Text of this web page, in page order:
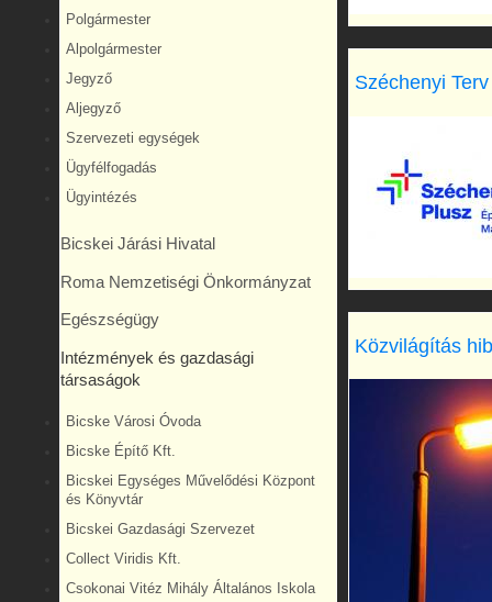
Polgármester
Alpolgármester
Jegyző
Aljegyző
Szervezeti egységek
Ügyfélfogadás
Ügyintézés
Bicskei Járási Hivatal
Roma Nemzetiségi Önkormányzat
Egészségügy
Intézmények és gazdasági
társaságok
Bicske Városi Óvoda
Bicske Építő Kft.
Bicskei Egységes Művelődési Központ
és Könyvtár
Bicskei Gazdasági Szervezet
Collect Viridis Kft.
Csokonai Vitéz Mihály Általános Iskola
Széchenyi
Közvilágítás